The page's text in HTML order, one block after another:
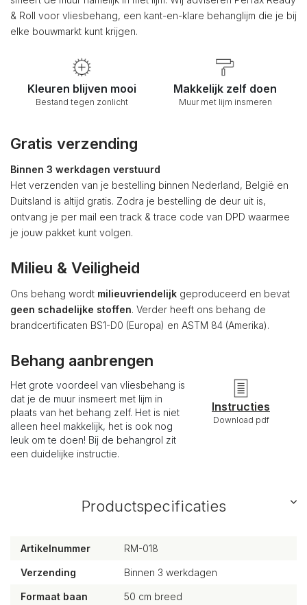
& Roll voor vliesbehang, een kant-en-klare behanglijm die je bij
elke bouwmarkt kunt krijgen.
Kleuren blijven mooi
Bestand tegen zonlicht
Makkelijk zelf doen
Muur met lijm insmeren
Gratis verzending
Binnen 3 werkdagen verstuurd
Het verzenden van je bestelling binnen Nederland, België en
Duitsland is altijd gratis. Zodra je bestelling de deur uit is,
ontvang je per mail een track & trace code van DPD waarmee
je jouw pakket kunt volgen.
Milieu & Veiligheid
Ons behang wordt milieuvriendelijk geproduceerd en bevat
geen schadelijke stoffen. Verder heeft ons behang de
brandcertificaten BS1-D0 (Europa) en ASTM 84 (Amerika).
Behang aanbrengen
Het grote voordeel van vliesbehang is
dat je de muur insmeert met lijm in
plaats van het behang zelf. Het is niet
alleen heel makkelijk, het is ook nog
leuk om te doen! Bij de behangrol zit
een duidelijke instructie.
Instructies
Download pdf
Productspecificaties
Artikelnummer RM-018
Verzending Binnen 3 werkdagen
Formaat baan 50 cm breed